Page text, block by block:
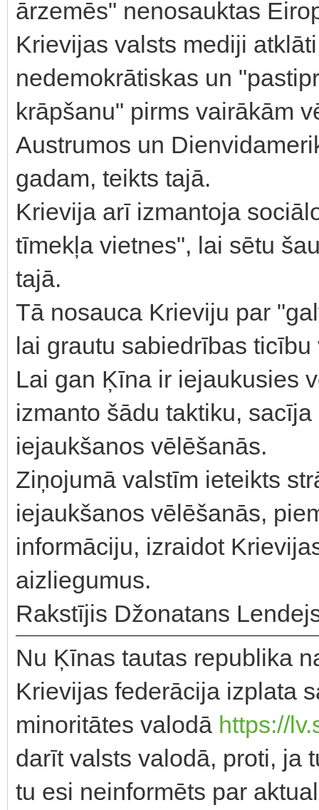
ārzemēs" nenosauktas
Krievijas valsts mediji
nedemokrātiskas un
krāpšanu" pirms vairākām
Austrumos un
gadam, teikts tajā.
Krievija arī izmantoja
tīmekļa vietnes", lai sētu
tajā.
Tā nosauca Krieviju par
lai grautu sabiedrības
Lai gan Ķīna ir iejaukusies
izmanto šādu taktiku,
iejaukšanos vēlēšanās.
Ziņojumā valstīm ieteikts
iejaukšanos vēlēšanās,
informāciju, izraidot
aizliegumus.
Rakstījis Džonatans
Nu Ķīnas tautas republika
Krievijas federācija izplata
minoritātes valodā https://
darīt valsts valodā, proti, ja
tu esi neinformēts par